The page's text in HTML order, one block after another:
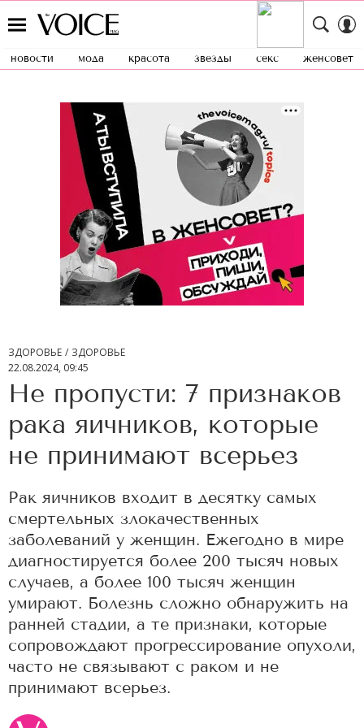
новости мода красота звезды секс женсовет
ЗДОРОВЬЕ
ЗДОРОВЬЕ
22.08.2024, 09:45
Не пропусти: 7 признаков
рака яичников, которые
не принимают всерьез
Рак яичников входит в десятку самых
смертельных злокачественных
заболеваний у женщин. Ежегодно в мире
диагностируется более 200 тысяч новых
случаев, а более 100 тысяч женщин
умирают. Болезнь сложно обнаружить на
ранней стадии, а те признаки, которые
сопровождают прогрессирование опухоли,
часто не связывают с раком и не
принимают всерьез.